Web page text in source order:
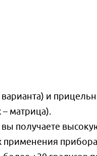
и
матрица).
вы получаете
применения прибора